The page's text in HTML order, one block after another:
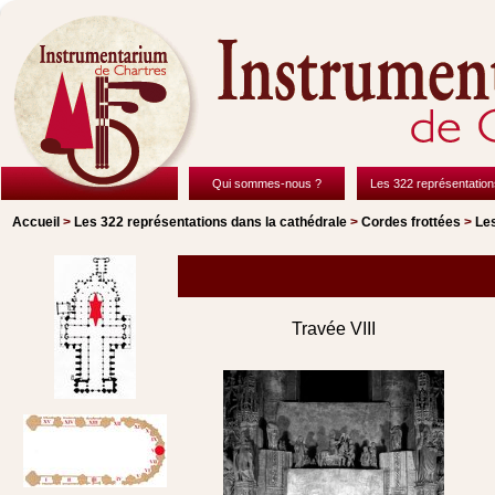
Qui sommes-nous ? Les 322
Accueil > Les 322 représentations dans la cathédrale > Cordes frottées >
Travée VIII